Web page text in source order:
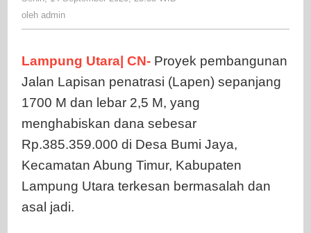
Jumpa
Wartawan
oleh admin
Lampung Utara| CN- Proyek pembangunan
Jalan Lapisan penatrasi (Lapen) sepanjang
1700 M dan lebar 2,5 M, yang
menghabiskan dana sebesar
Rp.385.359.000 di Desa Bumi Jaya,
Kecamatan Abung Timur, Kabupaten
Lampung Utara terkesan bermasalah dan
asal jadi.